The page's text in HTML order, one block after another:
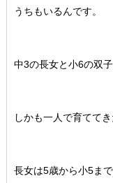
うちもいるんです。
中3の長女と小6の双子
しかも一人で育ててき
長女は5歳から小5まで